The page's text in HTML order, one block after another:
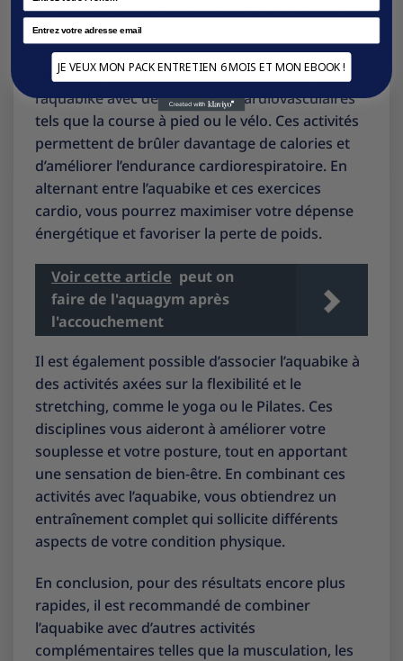
différents groupes musculaires et d’obtenir des
résultats plus visibles rapidement.
Une autre option intéressante est de combiner
l’aquabike avec des exercices cardiovasculaires
tels que la course à pied ou le vélo. Ces activités
permettent de brûler davantage de calories et
d’améliorer l’endurance cardiorespiratoire. En
alternant entre l’aquabike et ces exercices
cardio, vous pourrez maximiser votre dépense
énergétique et favoriser la perte de poids.
Voir cette article peut on
faire de l'aquagym après
l'accouchement
Il est également possible d’associer l’aquabike à
des activités axées sur la flexibilité et le
stretching, comme le yoga ou le Pilates. Ces
disciplines vous aideront à améliorer votre
souplesse et votre posture, tout en apportant
une sensation de bien-être. En combinant ces
activités avec l’aquabike, vous obtiendrez un
entraînement complet qui sollicite différents
aspects de votre condition physique.
En conclusion, pour des résultats encore plus
rapides, il est recommandé de combiner
l’aquabike avec d’autres activités
complémentaires telles que la musculation, les
Email
JE VEUX MON PACK ENTRETIEN 6 MOIS ET MON EBOOK !